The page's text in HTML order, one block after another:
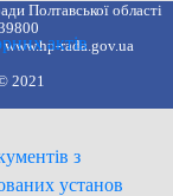
актів
з
установ
Полтавської області
www.hp-rada.gov.ua
2021